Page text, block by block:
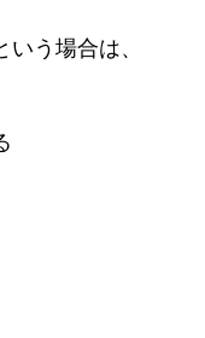
う場合は、